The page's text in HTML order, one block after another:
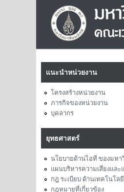
แนะนำหน่วยงาน
โครงสร้างหน่วยงาน
ภารกิจของหน่วยงาน
บุคลากร
ยุทธศาสตร์
นโยบายด้านไอที ของมห
แผนบริหารความเสี่ยงแล
กฎ ระเบียบ ด้านเทคโนโล
กฎหมายที่เกี่ยวข้อง